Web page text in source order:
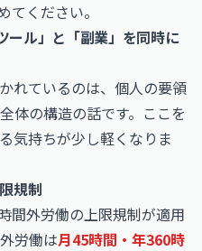
てください。
ール」と「副業」を同時に
れているのは、個人の要領
体の構造の話です。ここを
気持ちが少し軽くなりま
規制
間外労働の上限規制が適用
労働は月45時間・年360時